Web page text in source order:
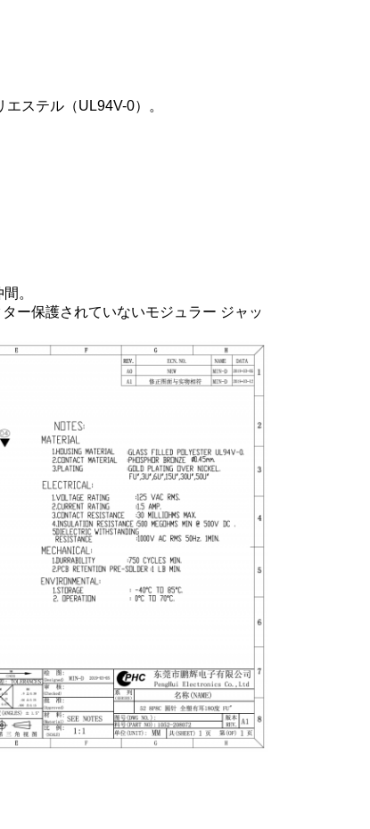
ステル（UL94V-0）。
。